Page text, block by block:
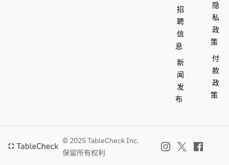
招
聘
信
息
新
闻
发
布
隐
私
政
策
付
款
政
策
© 2025 TableCheck Inc.
保留所有权利